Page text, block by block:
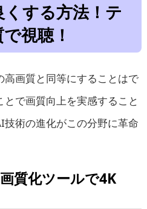
する方法！テ
視聴！
高画質と同等にすることはで
で画質向上を実感すること
術の進化がこの分野に革命
質化ツールで4K